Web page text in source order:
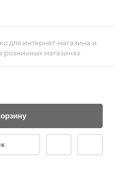
для интернет-магазина и
розничных магазинах